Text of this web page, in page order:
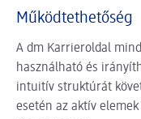
Működtethetőség
A dm Karrieroldal
használható és
intuitív struktúrát
esetén az aktív